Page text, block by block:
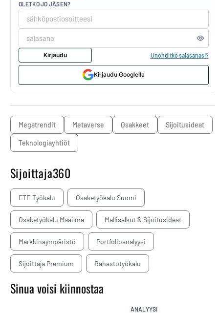
OLETKO JO JÄSEN?
Kirjaudu Unohditko salasanasi?
Kirjaudu Googlella
megatrendit metaverse osakkeet sijoitusideat
teknologiayhtiöt
Sijoittaja360
ETF-Työkalu Osaketyökalu Suomi
Osaketyökalu Maailma Mallisalkut & Sijoitusideat
Markkinaympäristö Portfolioanalyysi
Sijoittaja Premium Rahastotyökalu
Sinua voisi kiinnostaa
ANALYYSI